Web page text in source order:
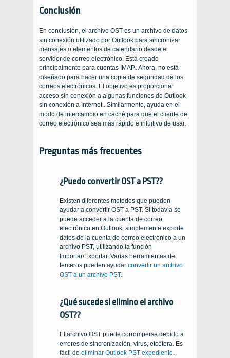
Conclusión
En conclusión, el archivo OST es un archivo de datos
sin conexión utilizado por Outlook para sincronizar
mensajes o elementos de calendario desde el
servidor de correo electrónico. Está creado
principalmente para cuentas IMAP.. Ahora, no está
diseñado para hacer una copia de seguridad de los
correos electrónicos. El objetivo es proporcionar
acceso sin conexión a algunas funciones de Outlook
sin conexión a Internet.. Similarmente, ayuda en el
modo de intercambio en caché para que el cliente de
correo electrónico sea más rápido e intuitivo de usar.
Preguntas más frecuentes
¿Puedo convertir OST a PST??
Existen diferentes métodos que pueden
ayudar a convertir OST a PST. Si todavía se
puede acceder a la cuenta de correo
electrónico en Outlook, simplemente exporte
datos de la cuenta de correo electrónico a un
archivo PST, utilizando la función
Importar/Exportar. Varias herramientas de
terceros pueden ayudar convertir un archivo
OST a un archivo PST.
¿Qué sucede si elimino el archivo
OST??
El archivo OST puede corromperse debido a
errores de sincronización, virus, etcétera. Es
fácil de eliminar Outlook PST expediente.